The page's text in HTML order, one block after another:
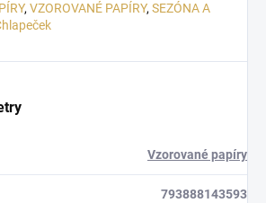
, VZOROVANÉ PAPÍRY, SEZÓNA A
Vzorované papíry
793888143593